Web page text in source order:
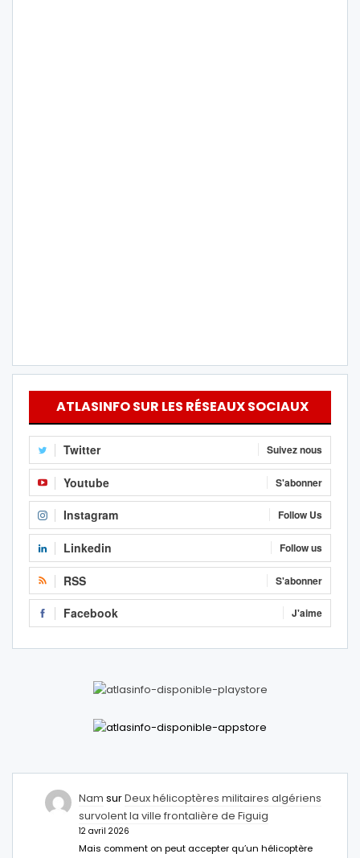
ATLASINFO SUR LES RÉSEAUX SOCIAUX
Twitter Suivez nous
Youtube S'abonner
Instagram Follow Us
Linkedin Follow us
RSS S'abonner
Facebook J'aime
Nam surDeux hélicoptères militaires algériens
survolent la ville frontalière de Figuig
12 avril 2026
Mais comment on peut accepter qu’un hélicoptère